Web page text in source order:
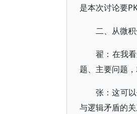
是本次讨论要
二、从微
翟：在我
题、主要问题
张：这可
与逻辑矛盾的